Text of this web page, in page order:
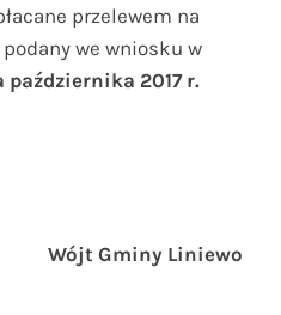
przelewem na
we wniosku w
października 2017 r.
Wójt Gminy Liniewo